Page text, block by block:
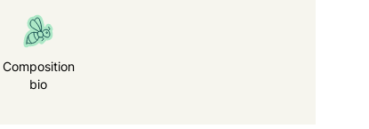
Composition
bio